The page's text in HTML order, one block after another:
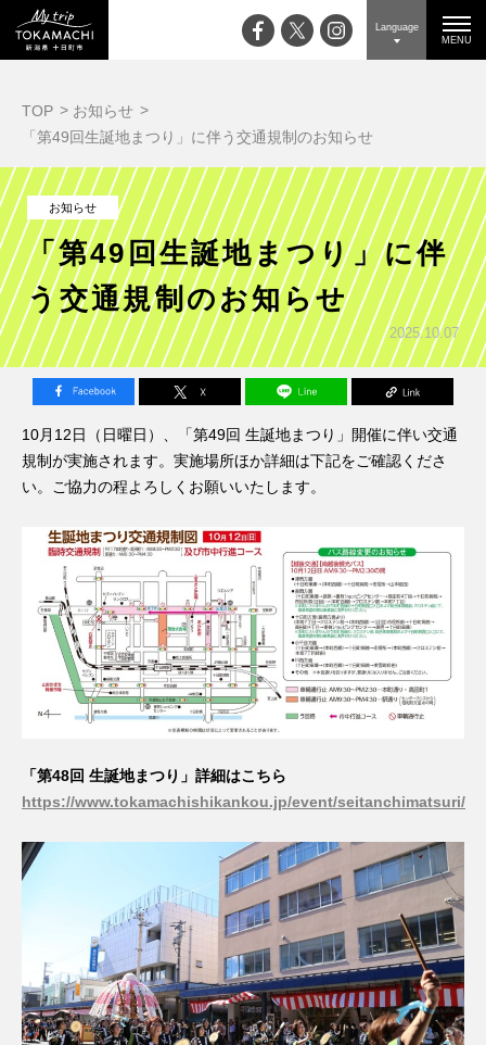
Language
MENU
TOP
お知らせ
「第49回生誕地まつり」に伴う交通規制のお知らせ
お知らせ
「第49回生誕地まつり」に伴
う交通規制のお知らせ
2025.10.07
10月12日（日曜日）、「第49回 生誕地まつり」開催に伴い交通
規制が実施されます。実施場所ほか詳細は下記をご確認くださ
い。ご協力の程よろしくお願いいたします。
「第48回 生誕地まつり」詳細はこちら
https://www.tokamachishikankou.jp/event/seitanchimatsuri/